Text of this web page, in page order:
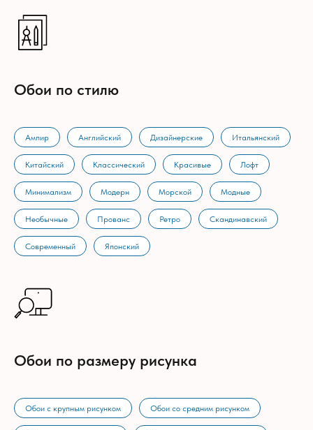
Обои по стилю
Ампир Английский Дизайнерские Итальянский
Китайский Классический Красивые Лофт
Минимализм Модерн Морской Модные
Необычные Прованс Ретро Скандинавский
Современный Японский
Обои по размеру рисунка
Обои с крупным рисунком Обои со средним рисунком